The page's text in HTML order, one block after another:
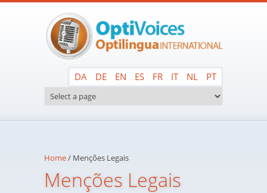
DA DE EN ES FR IT NL PT
Home/ Menções Legais
Menções Legais